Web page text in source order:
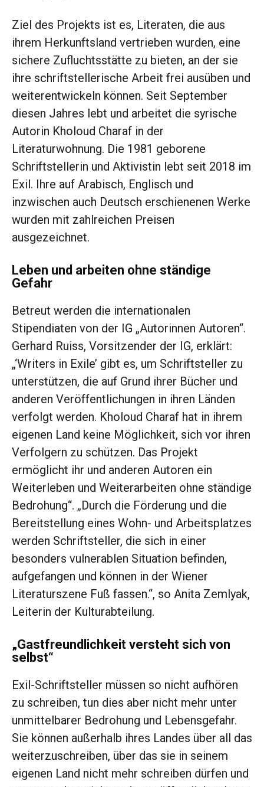
Ziel des Projekts ist es, Literaten, die aus
ihrem Herkunftsland vertrieben wurden, eine
sichere Zufluchtsstätte zu bieten, an der sie
ihre schriftstellerische Arbeit frei ausüben und
weiterentwickeln können. Seit September
diesen Jahres lebt und arbeitet die syrische
Autorin Kholoud Charaf in der
Literaturwohnung. Die 1981 geborene
Schriftstellerin und Aktivistin lebt seit 2018 im
Exil. Ihre auf Arabisch, Englisch und
inzwischen auch Deutsch erschienenen Werke
wurden mit zahlreichen Preisen
ausgezeichnet.
Leben und arbeiten ohne ständige
Gefahr
Betreut werden die internationalen
Stipendiaten von der IG „Autorinnen Autoren“.
Gerhard Ruiss, Vorsitzender der IG, erklärt:
„‘Writers in Exile’ gibt es, um Schriftsteller zu
unterstützen, die auf Grund ihrer Bücher und
anderen Veröffentlichungen in ihren Länden
verfolgt werden. Kholoud Charaf hat in ihrem
eigenen Land keine Möglichkeit, sich vor ihren
Verfolgern zu schützen. Das Projekt
ermöglicht ihr und anderen Autoren ein
Weiterleben und Weiterarbeiten ohne ständige
Bedrohung“. „Durch die Förderung und die
Bereitstellung eines Wohn- und Arbeitsplatzes
werden Schriftsteller, die sich in einer
besonders vulnerablen Situation befinden,
aufgefangen und können in der Wiener
Literaturszene Fuß fassen.“, so Anita Zemlyak,
Leiterin der Kulturabteilung.
„Gastfreundlichkeit versteht sich von
selbst“
Exil-Schriftsteller müssen so nicht aufhören
zu schreiben, tun dies aber nicht mehr unter
unmittelbarer Bedrohung und Lebensgefahr.
Sie können außerhalb ihres Landes über all das
weiterzuschreiben, über das sie in seinem
eigenen Land nicht mehr schreiben dürfen und